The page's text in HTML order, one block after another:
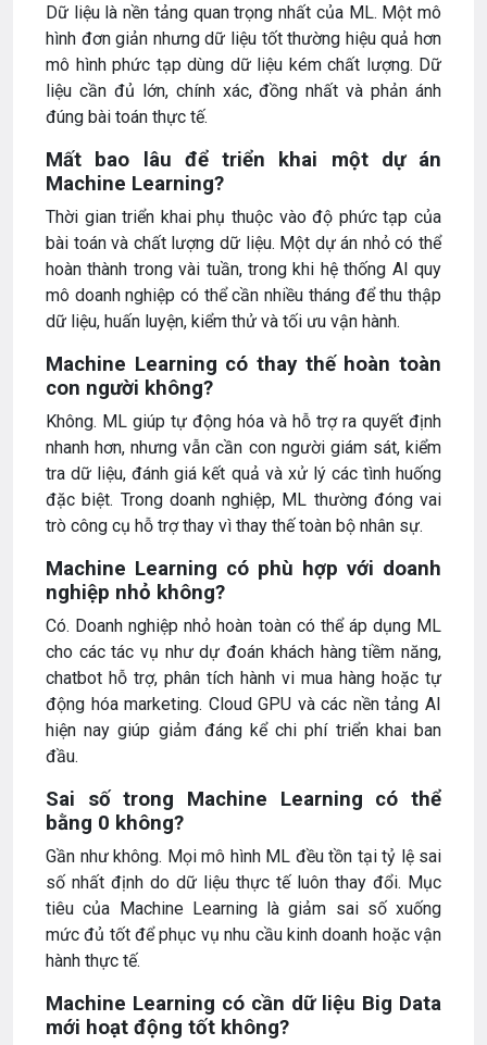
Dữ liệu là nền tảng quan trọng nhất của ML. Một mô
hình đơn giản nhưng dữ liệu tốt thường hiệu quả hơn
mô hình phức tạp dùng dữ liệu kém chất lượng. Dữ
liệu cần đủ lớn, chính xác, đồng nhất và phản ánh
đúng bài toán thực tế.
Mất bao lâu để triển khai một dự án
Machine Learning?
Thời gian triển khai phụ thuộc vào độ phức tạp của
bài toán và chất lượng dữ liệu. Một dự án nhỏ có thể
hoàn thành trong vài tuần, trong khi hệ thống AI quy
mô doanh nghiệp có thể cần nhiều tháng để thu thập
dữ liệu, huấn luyện, kiểm thử và tối ưu vận hành.
Machine Learning có thay thế hoàn toàn
con người không?
Không. ML giúp tự động hóa và hỗ trợ ra quyết định
nhanh hơn, nhưng vẫn cần con người giám sát, kiểm
tra dữ liệu, đánh giá kết quả và xử lý các tình huống
đặc biệt. Trong doanh nghiệp, ML thường đóng vai
trò công cụ hỗ trợ thay vì thay thế toàn bộ nhân sự.
Machine Learning có phù hợp với doanh
nghiệp nhỏ không?
Có. Doanh nghiệp nhỏ hoàn toàn có thể áp dụng ML
cho các tác vụ như dự đoán khách hàng tiềm năng,
chatbot hỗ trợ, phân tích hành vi mua hàng hoặc tự
động hóa marketing. Cloud GPU và các nền tảng AI
hiện nay giúp giảm đáng kể chi phí triển khai ban
đầu.
Sai số trong Machine Learning có thể
bằng 0 không?
Gần như không. Mọi mô hình ML đều tồn tại tỷ lệ sai
số nhất định do dữ liệu thực tế luôn thay đổi. Mục
tiêu của Machine Learning là giảm sai số xuống
mức đủ tốt để phục vụ nhu cầu kinh doanh hoặc vận
hành thực tế.
Machine Learning có cần dữ liệu Big Data
mới hoạt động tốt không?